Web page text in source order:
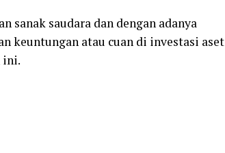
sanak saudara dan dengan adanya
keuntungan atau cuan di investasi aset
ini.